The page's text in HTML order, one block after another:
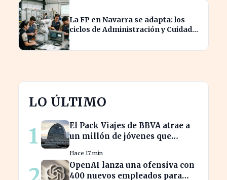
La FP en Navarra se adapta: los
ciclos de Administración y Cuidados
LO ÚLTIMO
1
El Pack Viajes de BBVA atrae a
un millón de jóvenes que
extranjero
Hace 17 min
OpenAI lanza una ofensiva con
400 nuevos empleados para